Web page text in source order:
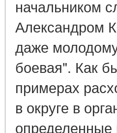
начальником
Александром
даже
боевая". Как
примерах
в округе в
определенные